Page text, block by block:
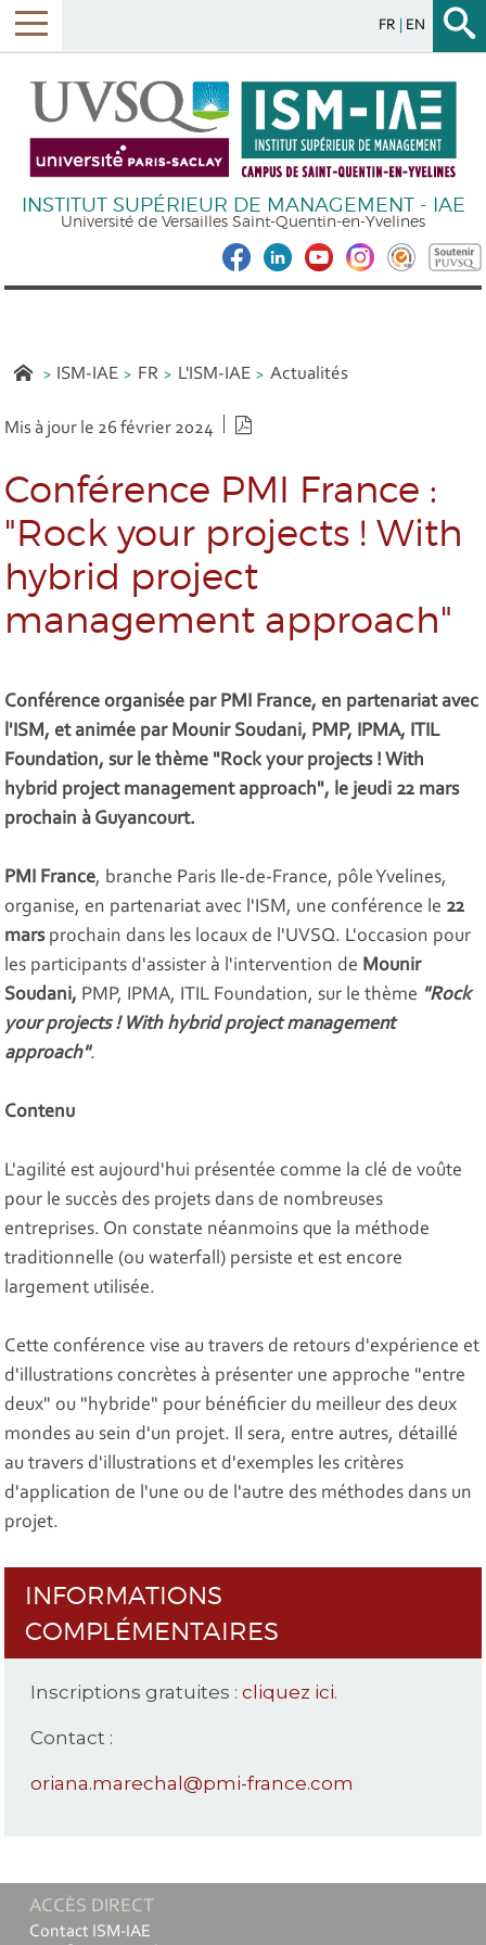
FR EN
INSTITUT SUPÉRIEUR DE MANAGEMENT - IAE
Université de Versailles Saint-Quentin-en-Yvelines
ISM-IAE FR L'ISM-IAE Actualités
Mis à jour le 26 février 2024
Conférence PMI France :
"Rock your projects ! With
hybrid project
management approach"
Conférence organisée par PMI France, en partenariat avec
l'ISM, et animée par Mounir Soudani, PMP, IPMA, ITIL
Foundation, sur le thème "Rock your projects ! With
hybrid project management approach", le jeudi 22 mars
prochain à Guyancourt.
PMI France, branche Paris Ile-de-France, pôle Yvelines,
organise, en partenariat avec l'ISM, une conférence le 22
marsprochain dans les locaux de l'UVSQ. L'occasion pour
les participants d'assister à l'intervention de Mounir
Soudani, PMP, IPMA, ITIL Foundation, sur le thème "Rock
your projects ! With hybrid project management
approach".
Contenu
L'agilité est aujourd'hui présentée comme la clé de voûte
pour le succès des projets dans de nombreuses
entreprises. On constate néanmoins que la méthode
traditionnelle (ou waterfall) persiste et est encore
largement utilisée.
Cette conférence vise au travers de retours d'expérience et
d'illustrations concrètes à présenter une approche "entre
deux" ou "hybride" pour bénéficier du meilleur des deux
mondes au sein d'un projet. Il sera, entre autres, détaillé
au travers d'illustrations et d'exemples les critères
d'application de l'une ou de l'autre des méthodes dans un
projet.
INFORMATIONS
COMPLÉMENTAIRES
Inscriptions gratuites :cliquez ici.
Contact :
oriana.marechal@pmi-france.com
ACCÈS DIRECT
Contact ISM-IAE